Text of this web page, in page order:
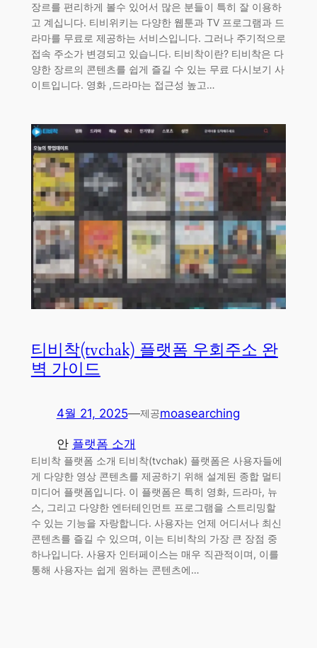
장르를 편리하게 볼수 있어서 많은 분들이 특히 잘 이용하
고 계십니다. 티비위키는 다양한 웹툰과 TV 프로그램과 드
라마를 무료로 제공하는 서비스입니다. 그러나 주기적으로
접속 주소가 변경되고 있습니다. 티비착이란? 티비착은 다
양한 장르의 콘텐츠를 쉽게 즐길 수 있는 무료 다시보기 사
이트입니다. 영화 ,드라마는 접근성 높고…
티비착(tvchak) 플랫폼 우회주소 완
벽 가이드
4월 21, 2025—제공moasearching
안 플랫폼 소개
티비착 플랫폼 소개 티비착(tvchak) 플랫폼은 사용자들에
게 다양한 영상 콘텐츠를 제공하기 위해 설계된 종합 멀티
미디어 플랫폼입니다. 이 플랫폼은 특히 영화, 드라마, 뉴
스, 그리고 다양한 엔터테인먼트 프로그램을 스트리밍할
수 있는 기능을 자랑합니다. 사용자는 언제 어디서나 최신
콘텐츠를 즐길 수 있으며, 이는 티비착의 가장 큰 장점 중
하나입니다. 사용자 인터페이스는 매우 직관적이며, 이를
통해 사용자는 쉽게 원하는 콘텐츠에…